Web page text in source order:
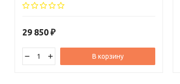
нем легко разместиться двоим людям.
людям любой комплекции.
29 850 ₽
В корзину